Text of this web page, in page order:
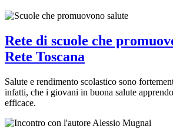
Rete di scuole che
Rete Toscana
Salute e rendimento scolastico sono
infatti, che i giovani in buona salute
efficace.